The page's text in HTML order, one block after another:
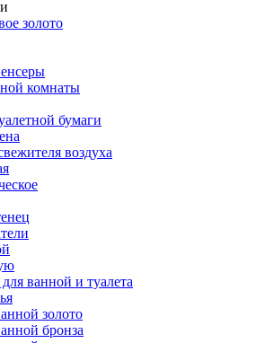
золото
комнаты
бумаги
воздуха
ванной и туалета
золото
бронза